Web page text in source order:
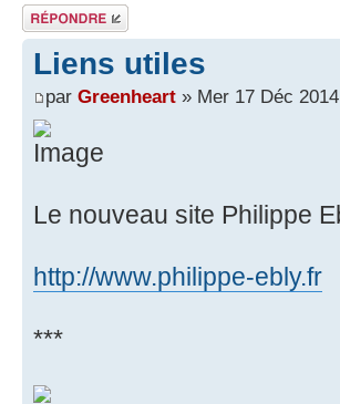
Répondre
Liens utiles
par Greenheart » Mer 17 Déc
Le nouveau site Philippe
http://www.philippe-ebly.fr
***